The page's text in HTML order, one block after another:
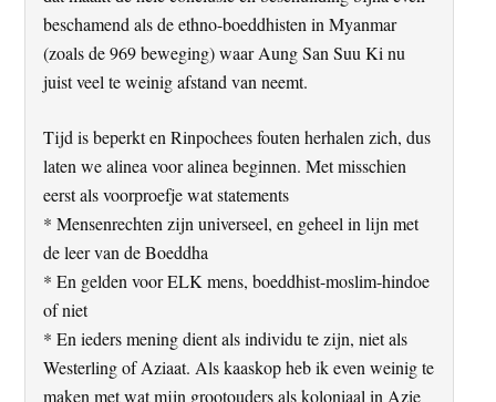
beschamend als de ethno-boeddhisten in Myanmar
(zoals de 969 beweging) waar Aung San Suu Ki nu
juist veel te weinig afstand van neemt.
Tijd is beperkt en Rinpochees fouten herhalen zich, dus
laten we alinea voor alinea beginnen. Met misschien
eerst als voorproefje wat statements
* Mensenrechten zijn universeel, en geheel in lijn met
de leer van de Boeddha
* En gelden voor ELK mens, boeddhist-moslim-hindoe
of niet
* En ieders mening dient als individu te zijn, niet als
Westerling of Aziaat. Als kaaskop heb ik even weinig te
maken met wat mijn grootouders als koloniaal in Azie